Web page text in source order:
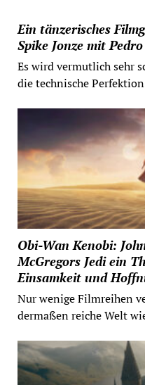
Ein tänzerisches
Spike Jonze mit
Es wird vermutlich sehr
die technische
Obi-Wan Kenobi:
McGregors Jedi ein
Einsamkeit und
Nur wenige Filmreihen
dermaßen reiche Welt